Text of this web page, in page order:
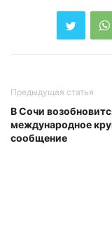
Предыдущая статья
В Сочи
международное
сообщение